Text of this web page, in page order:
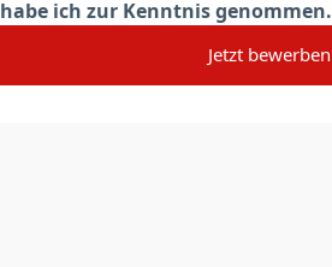
habe ich zur Kenntnis genommen.
Jetzt bewerben